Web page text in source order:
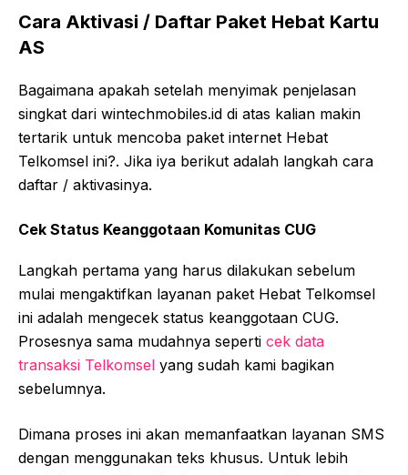
Cara Aktivasi / Daftar Paket Hebat Kartu
AS
Bagaimana apakah setelah menyimak penjelasan
singkat dari wintechmobiles.id di atas kalian makin
tertarik untuk mencoba paket internet Hebat
Telkomsel ini?. Jika iya berikut adalah langkah cara
daftar / aktivasinya.
Cek Status Keanggotaan Komunitas CUG
Langkah pertama yang harus dilakukan sebelum
mulai mengaktifkan layanan paket Hebat Telkomsel
ini adalah mengecek status keanggotaan CUG.
Prosesnya sama mudahnya seperti cek data
transaksi Telkomsel yang sudah kami bagikan
sebelumnya.
Dimana proses ini akan memanfaatkan layanan SMS
dengan menggunakan teks khusus. Untuk lebih